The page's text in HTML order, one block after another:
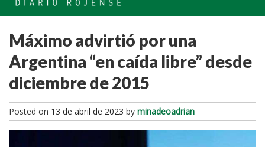
Máximo advirtió por una
Argentina “en caída libre” desde
diciembre de 2015
Posted on 13 de abril de 2023 by minadeoadrian